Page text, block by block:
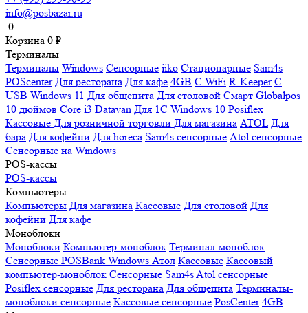
info@posbazar.ru
0
Корзина 0 ₽
Терминалы
Терминалы Windows Сенсорные iiko Стационарные Sam4s
POScenter Для ресторана Для кафе 4GB С WiFi R-Keeper С
USB Windows 11 Для общепита Для столовой Смарт Globalpos
10 дюймов Core i3 Datavan Для 1С Windows 10 Posiflex
Кассовые Для розничной торговли Для магазина ATOL Для
бара Для кофейни Для horeca Sam4s сенсорные Atol сенсорные
Сенсорные на Windows
POS-кассы
POS-кассы
Компьютеры
Компьютеры Для магазина Кассовые Для столовой Для
кофейни Для кафе
Моноблоки
Моноблоки Компьютер-моноблок Терминал-моноблок
Сенсорные POSBank Windows Атол Кассовые Кассовый
компьютер-моноблок Сенсорные Sam4sAtol сенсорные
Posiflex сенсорные Для ресторана Для общепита Терминалы-
моноблоки сенсорные Кассовые сенсорные PosCenter 4GB